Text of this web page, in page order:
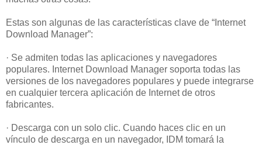
Estas son algunas de las características clave de “Internet
Download Manager”:
· Se admiten todas las aplicaciones y navegadores
populares. Internet Download Manager soporta todas las
versiones de los navegadores populares y puede integrarse
en cualquier tercera aplicación de Internet de otros
fabricantes.
· Descarga con un solo clic. Cuando haces clic en un
vínculo de descarga en un navegador, IDM tomará la